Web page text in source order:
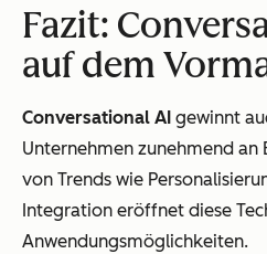
Fazit:
auf dem
Conversational AI gewinnt
Unternehmen zunehmend an
von Trends wie
Integration eröffnet diese
Anwendungsmöglichkeiten.